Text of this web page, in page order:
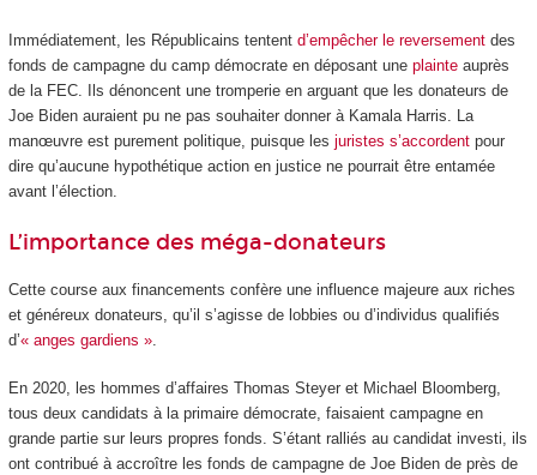
Immédiatement, les Républicains tentent d’empêcher le reversementdes
fonds de campagne du camp démocrate en déposant une plainteauprès
de la FEC. Ils dénoncent une tromperie en arguant que les donateurs de
Joe Biden auraient pu ne pas souhaiter donner à Kamala Harris. La
manœuvre est purement politique, puisque les juristes s’accordentpour
dire qu’aucune hypothétique action en justice ne pourrait être entamée
avant l’élection.
L’importance des méga-donateurs
Cette course aux financements confère une influence majeure aux riches
et généreux donateurs, qu’il s’agisse de lobbies ou d’individus qualifiés
d’« anges gardiens ».
En 2020, les hommes d’affaires Thomas Steyer et Michael Bloomberg,
tous deux candidats à la primaire démocrate, faisaient campagne en
grande partie sur leurs propres fonds. S’étant ralliés au candidat investi, ils
ont contribué à accroître les fonds de campagne de Joe Biden de près de